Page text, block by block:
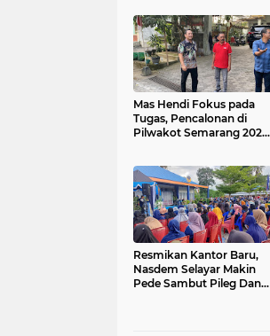
Mas Hendi Fokus pada
Tugas, Pencalonan di
Pilwakot Semarang 2024
Resmikan Kantor Baru,
Nasdem Selayar Makin
Pede Sambut Pileg Dan